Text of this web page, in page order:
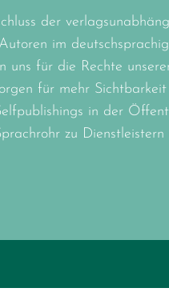
der
im
uns für die Rechte
für mehr Sichtbarkeit
in der
zu Dienstleistern